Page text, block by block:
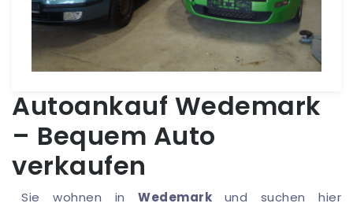
Autoankauf Wedemark
– Bequem Auto
verkaufen
Sie wohnen in Wedemark und suchen hier